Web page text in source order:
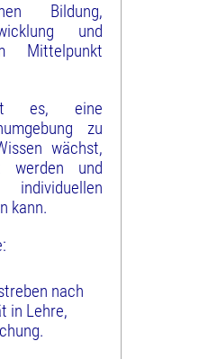
Bildung,
und
Mittelpunkt
es, eine
zu
wächst,
werden und
kann.
nach
in Lehre,